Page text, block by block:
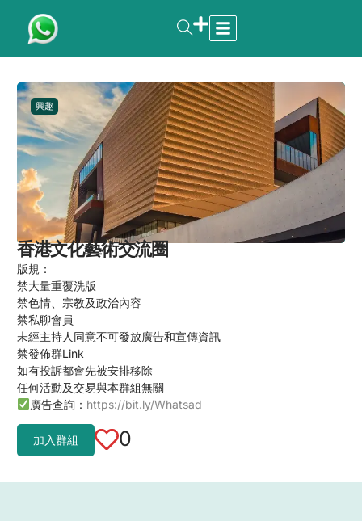
興趣
香港文化藝術交流圈 ‍
版規：
禁大量重覆洗版
禁色情、宗教及政治內容
禁私聊會員
未經主持人同意不可發放廣告和宣傳資訊
禁發佈群Link
如有投訴都會先被安排移除
任何活動及交易與本群組無關
廣告查詢： https://bit.ly/Whatsad
加入群組 0